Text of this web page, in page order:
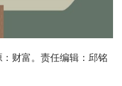
财富。责任编辑：邱铭